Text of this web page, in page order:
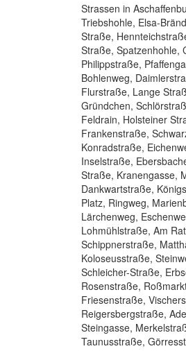
Strassen in
Triebshohle, Elsa-
Straße,
Straße, Spatzenhohle,
Philippstraße,
Bohlenweg,
Flurstraße, Lange
Gründchen,
Feldrain, Holsteiner
Frankenstraße,
Konradstraße,
Inselstraße,
Straße, Kranengasse,
Dankwartstraße,
Platz, Ringweg,
Lärchenweg,
Lohmühlstraße, Am
Schippnerstraße,
Koloseusstraße,
Schleicher-Straße,
Rosenstraße,
Friesenstraße,
Reigersbergstraße,
Steingasse,
Taunusstraße,